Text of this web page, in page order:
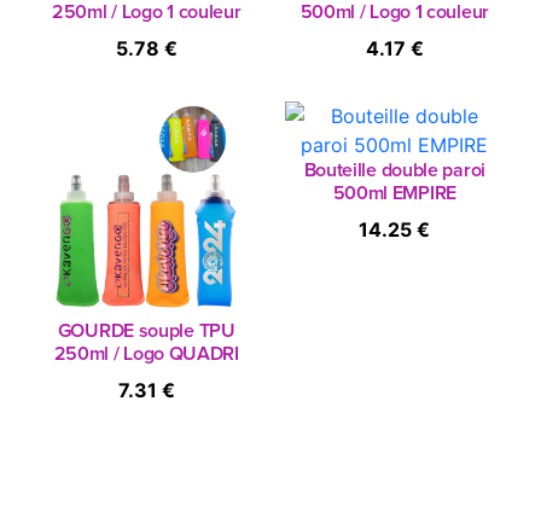
250ml / Logo 1 couleur
5.78 €
500ml / Logo 1 couleur
4.17 €
GOURDE souple TPU
250ml / Logo QUADRI
7.31 €
Bouteille double paroi
500ml EMPIRE
14.25 €